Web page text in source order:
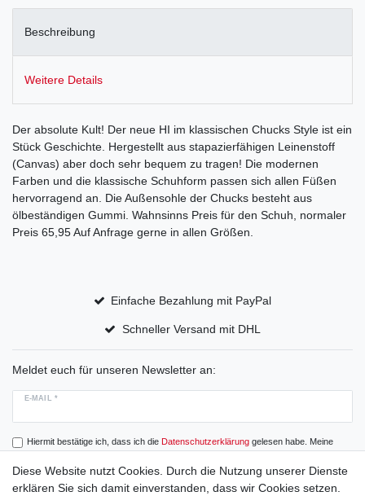
Beschreibung
Weitere Details
Der absolute Kult! Der neue HI im klassischen Chucks Style ist ein
Stück Geschichte. Hergestellt aus stapazierfähigen Leinenstoff
(Canvas) aber doch sehr bequem zu tragen! Die modernen
Farben und die klassische Schuhform passen sich allen Füßen
hervorragend an. Die Außensohle der Chucks besteht aus
ölbeständigen Gummi. Wahnsinns Preis für den Schuh, normaler
Preis 65,95 Auf Anfrage gerne in allen Größen.
Einfache Bezahlung mit PayPal
Schneller Versand mit DHL
Meldet euch für unseren Newsletter an:
E-MAIL *
Hiermit bestätige ich, dass ich die Daten­schutz­erklärunggelesen habe. Meine
Einwilligung kann ich jederzeit widerrufen.
Diese Website nutzt Cookies. Durch die Nutzung unserer Dienste
erklären Sie sich damit einverstanden, dass wir Cookies setzen.